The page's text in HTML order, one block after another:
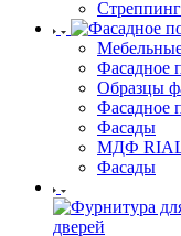
Фасадное
Образцы
Фасадное
Фасады
МДФ
Фасады